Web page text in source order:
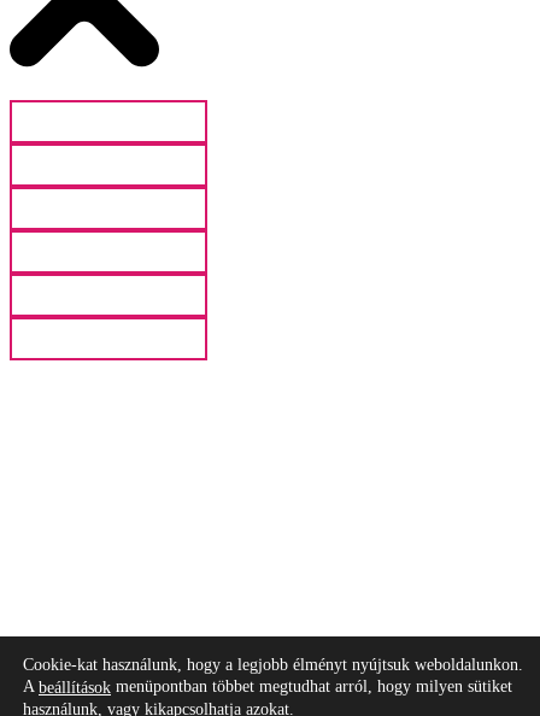
Cookie-kat használunk, hogy a legjobb élményt nyújtsuk weboldalunkon.
A beállítások menüpontban többet megtudhat arról, hogy milyen sütiket
használunk, vagy kikapcsolhatja azokat.